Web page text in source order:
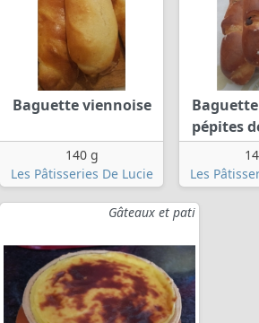
Baguette viennoise
140 g
Les Pâtisseries De Lucie
pépites
Les
Gâteaux et pati